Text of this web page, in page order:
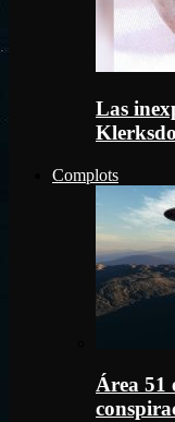
Las
Complots
Área 51